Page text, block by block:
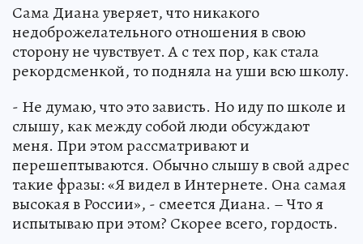
Сама Диана уверяет, что никакого
недоброжелательного отношения в свою
сторону не чувствует. А с тех пор, как стала
рекордсменкой, то подняла на уши всю школу.
- Не думаю, что это зависть. Но иду по школе и
слышу, как между собой люди обсуждают
меня. При этом рассматривают и
перешептываются. Обычно слышу в свой адрес
такие фразы: «Я видел в Интернете. Она самая
высокая в России», - смеется Диана. – Что я
испытываю при этом? Скорее всего, гордость.